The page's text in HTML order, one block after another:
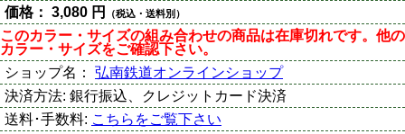
価格： 3,080 円 （税込・送料別）
このカラー・サイズの組み合わせの商品は在庫切れです。他の
カラー・サイズをご確認下さい。
ショップ名： 弘南鉄道オンラインショップ
決済方法: 銀行振込、クレジットカード決済
送料･手数料: こちらをご覧下さい